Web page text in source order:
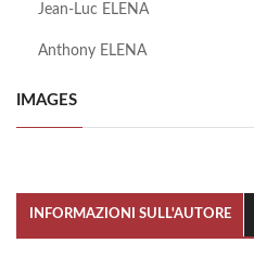
Jean-Luc ELENA
Anthony ELENA
IMAGES
INFORMAZIONI SULL'AUTORE